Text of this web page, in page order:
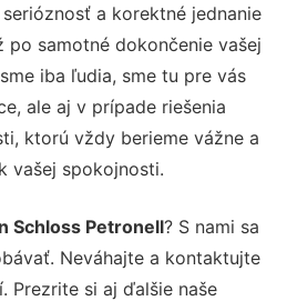
a korektné jednanie
samotné dokončenie vašej
iba ľudia, sme tu pre vás
ale aj v prípade riešenia
ktorú vždy berieme vážne a
vašej spokojnosti.
Schloss Petronell? S nami sa
Neváhajte a kontaktujte
Prezrite si aj ďalšie naše